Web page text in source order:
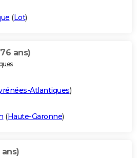
(Lot)
ans)
Atlantiques)
(Haute-Garonne)
ans)